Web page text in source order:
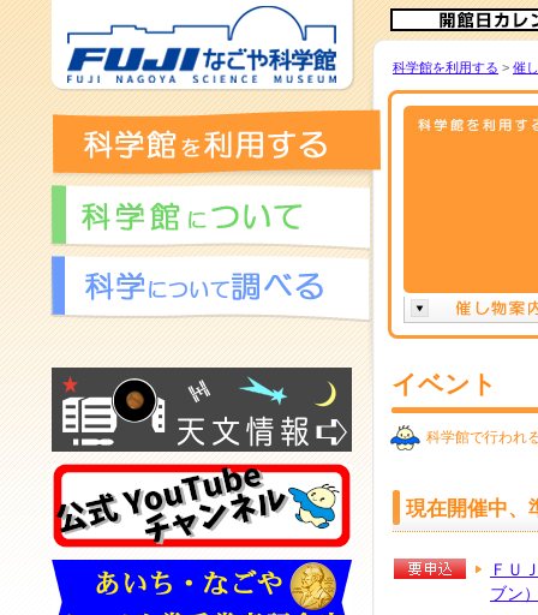
科学館を利用する > 催
イベント
科学館で行われ
現在開催中、
ＦＵ
ブン